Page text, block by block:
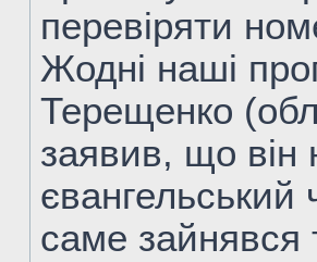
перевіряти
Жодні наші
Терещенко
заявив, що він
євангельський
саме зайнявся